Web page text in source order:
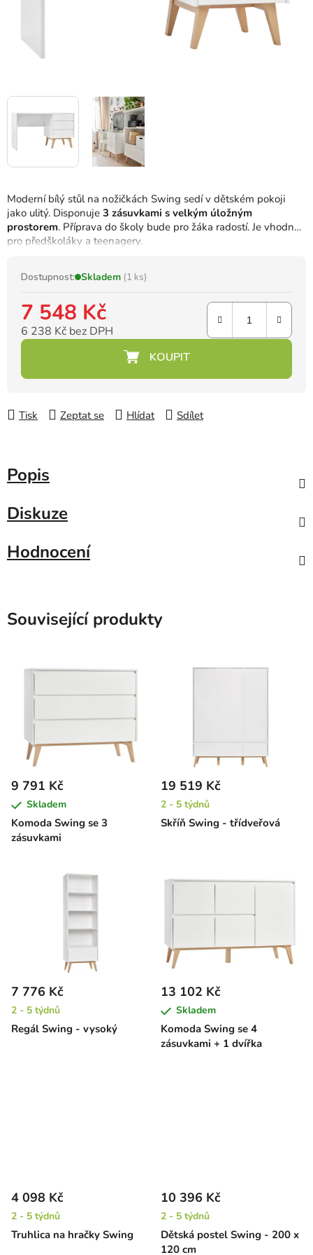
Moderní bílý stůl na nožičkách Swing sedí v dětském pokoji
jako ulitý. Disponuje 3 zásuvkami s velkým úložným
prostorem. Příprava do školy bude pro žáka radostí. Je vhodný
pro předškoláky a teenagery.
Dostupnost: Skladem (1 ks)
7 548 Kč
6 238 Kč bez DPH
Tisk Zeptat se Hlídat Sdílet
Popis
Diskuze
Hodnocení
Související produkty
Komoda Swing se 3
zásuvkami
9 791 Kč
Skladem
Skříň Swing - třídveřová
19 519 Kč
2 - 5 týdnů
Regál Swing - vysoký
7 776 Kč
2 - 5 týdnů
Komoda Swing se 4
zásuvkami + 1 dvířka
13 102 Kč
Skladem
Truhlica na hračky Swing
4 098 Kč
2 - 5 týdnů
Dětská postel Swing - 200 x
120 cm
10 396 Kč
2 - 5 týdnů